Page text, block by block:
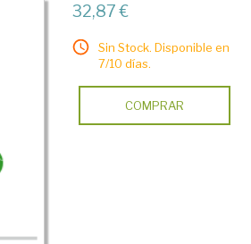
32,87 €
Sin Stock. Disponible en
7/10 días.
COMPRAR